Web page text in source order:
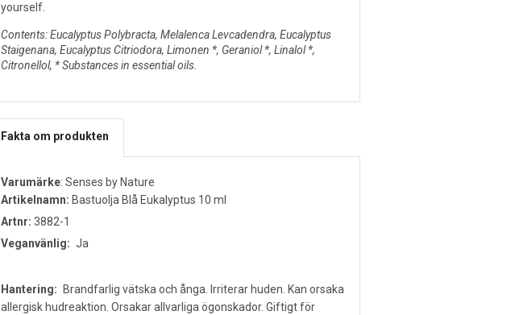
yourself.
Contents: Eucalyptus Polybracta, Melalenca Levcadendra, Eucalyptus
Staigenana, Eucalyptus Citriodora, Limonen *, Geraniol *, Linalol *,
Citronellol, * Substances in essential oils.
Fakta om produkten
Varumärke: Senses by Nature
Artikelnamn: Bastuolja Blå Eukalyptus 10 ml
Artnr: 3882-1
Veganvänlig: Ja
Hantering:
Brandfarlig vätska och ånga. Irriterar huden. Kan orsaka
allergisk hudreaktion. Orsakar allvarliga ögonskador. Giftigt för